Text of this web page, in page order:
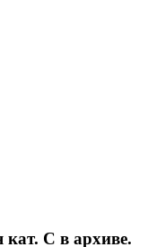
кат. С в архиве.